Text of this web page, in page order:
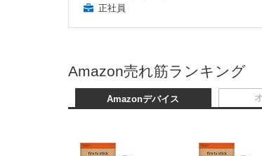
正社員
Amazon売れ筋ランキング
Amazonデバイス